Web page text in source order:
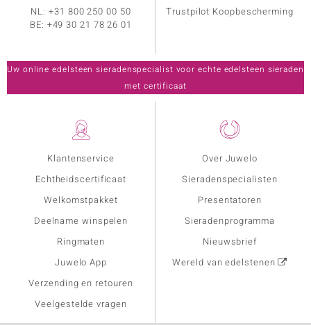
Klantenservice
Echtheidscertificaat
Welkomstpakket
Deelname winspelen
Ringmaten
Juwelo App
Verzending en retouren
Veelgestelde vragen
Over Juwelo
Sieradenspecialisten
Presentatoren
Sieradenprogramma
Nieuwsbrief
Wereld van edelstenen
NL:+31 800 250 00 50
BE: +49 30 21 78 26 01
Trustpilot Koopbescherming
Uw online edelsteen sieradenspecialist voor echte edelsteen sieraden
met certificaat